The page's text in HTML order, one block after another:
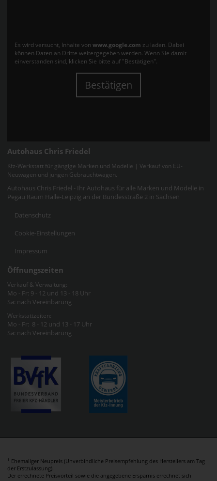
Es wird versucht, Inhalte von www.google.com zu laden. Dabei
können Daten an Dritte weitergegeben werden. Wenn Sie damit
einverstanden sind, klicken Sie bitte auf "Bestätigen".
Bestätigen
Autohaus Chris Friedel
Kfz-Werkstatt für gängige Marken und Modelle | Verkauf von EU-
Neuwagen und jungen Gebrauchtwagen.
Autohaus Chris Friedel - Ihr Autohaus für alle Marken und Modelle in
Pegau Raum Halle-Leipzig an der Bundesstraße 2 in Sachsen
Datenschutz
Cookie-Einstellungen
Impressum
Öffnungszeiten
Verkauf & Verwaltung:
Mo - Fr: 9 - 12 und 13 - 18 Uhr
Sa: nach Vereinbarung
Werkstattzeiten:
Mo - Fr: 8 - 12 und 13 - 17 Uhr
Sa: nach Vereinbarung
1 Ehemaliger Neupreis (Unverbindliche Preisempfehlung des Herstellers am Tag
der Erstzulassung).
Der errechnete Preisvorteil sowie die angegebene Ersparnis errechnet sich